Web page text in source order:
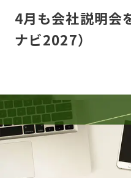
4月も会社説明会
ナビ2027）